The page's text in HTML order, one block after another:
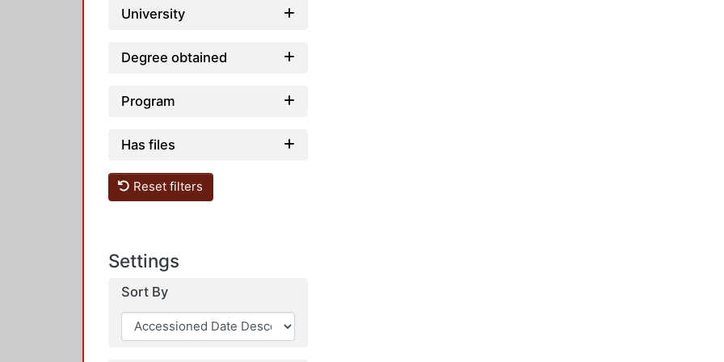
University
Degree obtained
Program
Has files
Reset filters
Settings
Sort By